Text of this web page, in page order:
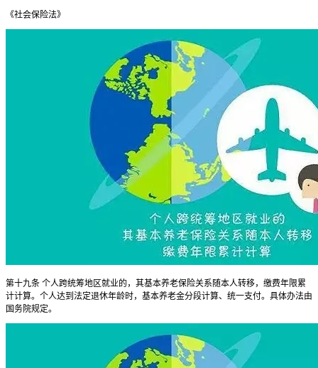
《社会保险法》
第十九条 个人跨统筹地区就业的，其基本养老保险关系随本人转移，缴费年限累
计计算。个人达到法定退休年龄时，基本养老金分段计算、统一支付。具体办法由
国务院规定。